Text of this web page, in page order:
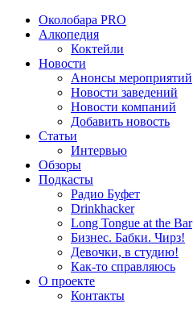
Околобара PRO
Алкопедия
Коктейли
Новости
Анонсы мероприятий
Новости заведений
Новости компаний
Добавить новость
Статьи
Интервью
Обзоры
Подкасты
Радио Буфет
Drinkhacker
Long Tongue at the Bar
Бизнес. Бабки. Чирз!
Девочки, в студию!
Как-то справляюсь
О проекте
Контакты